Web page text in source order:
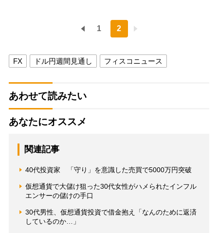
1 2
FX ドル円週間見通し フィスコニュース
あわせて読みたい
あなたにオススメ
関連記事
40代投資家 「守り」を意識した売買で5000万円突破
仮想通貨で大儲け狙った30代女性がハメられたインフル
エンサーの儲けの手口
30代男性、仮想通貨投資で借金抱え「なんのために返済
しているのか…」